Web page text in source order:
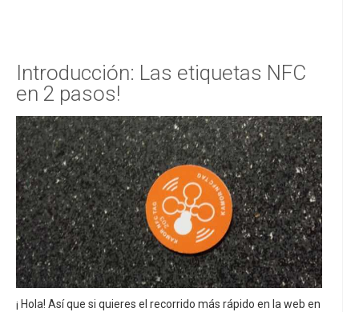
Introducción: Las etiquetas NFC
en 2 pasos!
¡ Hola! Así que si quieres el recorrido más rápido en la web en